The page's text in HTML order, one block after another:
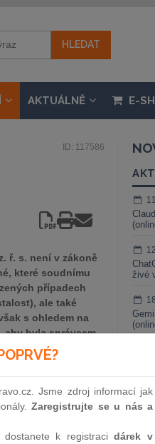
AKTUÁLNĚ E-
ID: 117586
ř. s. není v zákoně
které soudnímu
případech
ale také
s ohledem na
byla správcem
hrozí nebezpečí
8.11.2023)
živé
Jsme zdroj informací jak
Zaregistrujte se u nás a
dostanete k registracidárek v